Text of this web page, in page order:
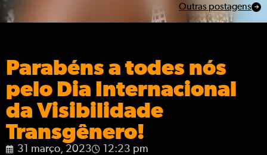
Outras postagens
Parabéns a todes nós
pelo Dia Internacional
da Visibilidade
Transgênero!
31 março, 2023 12:23 pm